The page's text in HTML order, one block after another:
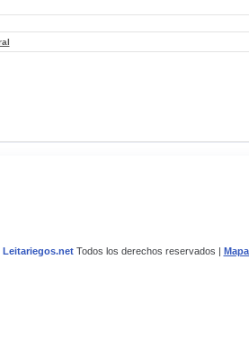
Leitariegos.netTodos los derechos reservados |